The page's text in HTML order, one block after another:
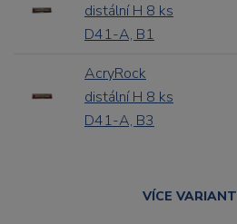
distální H 8 ks
D41-A, B1
AcryRock
distální H 8 ks
D41-A, B3
VÍCE VARIANT